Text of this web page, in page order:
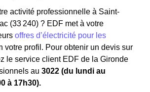
activité professionnelle à Saint-
(33 240) ? EDF met à votre
offres d’électricité pour les
votre profil. Pour obtenir un devis sur
le service client EDF de la Gironde
au 3022 (du lundi au
à 17h30).